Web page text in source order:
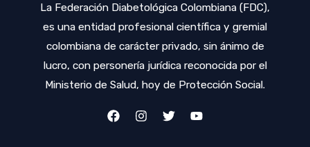
La Federación Diabetológica Colombiana (FDC),
es una entidad profesional científica y gremial
colombiana de carácter privado, sin ánimo de
lucro, con personería jurídica reconocida por el
Ministerio de Salud, hoy de Protección Social.